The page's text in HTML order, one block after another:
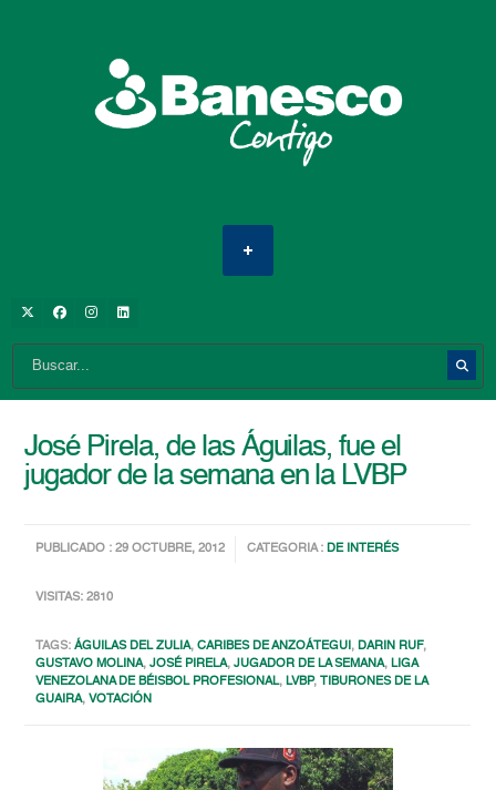
José Pirela, de las Águilas, fue el
jugador de la semana en la LVBP
PUBLICADO : 29 OCTUBRE, 2012 CATEGORIA :DE INTERÉS
VISITAS: 2810
TAGS:ÁGUILAS DEL ZULIA,CARIBES DE ANZOÁTEGUI,DARIN RUF,
GUSTAVO MOLINA,JOSÉ PIRELA,JUGADOR DE LA SEMANA,LIGA
VENEZOLANA DE BÉISBOL PROFESIONAL,LVBP, TIBURONES DE LA
GUAIRA,VOTACIÓN